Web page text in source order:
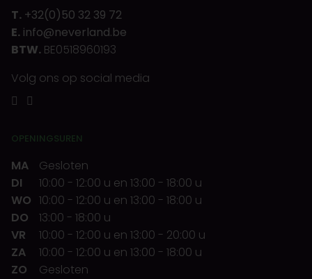
T. +32(0)50 32 39 72
E. info@neverland.be
BTW. BE0518960193
Volg ons op social media
OPENINGSUREN
MA
Gesloten
DI
10:00 - 12:00 u en 13:00 - 18:00 u
WO 10:00 - 12:00 u en 13:00 - 18:00 u
DO
13:00 - 18:00 u
VR
10:00 - 12:00 u en 13:00 - 20:00 u
ZA
10:00 - 12:00 u en 13:00 - 18:00 u
ZO
Gesloten